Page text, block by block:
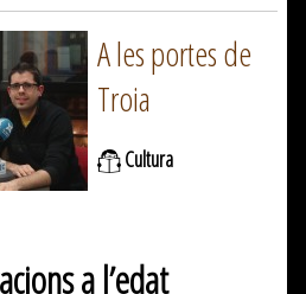
A les portes de
Troia
Cultura
a l’edat